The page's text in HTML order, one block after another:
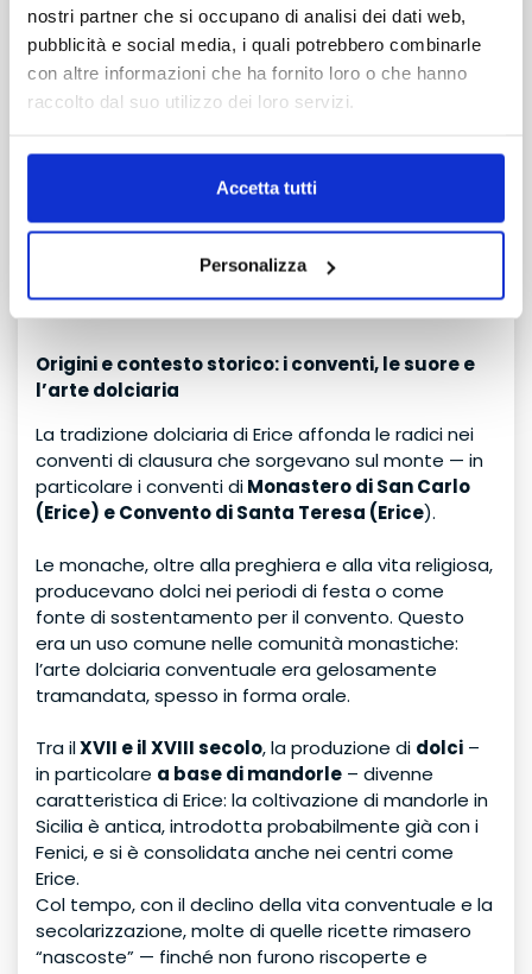
nostri partner che si occupano di analisi dei dati web,
pubblicità e social media, i quali potrebbero combinarle
con altre informazioni che ha fornito loro o che hanno
raccolto dal suo utilizzo dei loro servizi.
Accetta tutti
Personalizza
mura, vicoli, panorami, rende la visita molto più
evocativa di una semplice esposizione.
Partecipazione comunitaria: artigiani, associazioni,
famiglie — tutti coinvolti. È tradizione che vive di
multisensoriale e culturale.
Adatto a tutti: famiglie, coppie, turisti, curiosi —
Origini e contesto storico: i conventi, le suore e
l’arte dolciaria
La tradizione dolciaria di Erice affonda le radici nei
conventi di clausura che sorgevano sul monte — in
particolare i conventi diMonastero di San Carlo
(Erice) e Convento di Santa Teresa (Erice).
Le monache, oltre alla preghiera e alla vita religiosa,
producevano dolci nei periodi di festa o come
fonte di sostentamento per il convento. Questo
era un uso comune nelle comunità monastiche:
l’arte dolciaria conventuale era gelosamente
tramandata, spesso in forma orale.
Tra ilXVII e il XVIII secolo, la produzione di dolci –
in particolare a base di mandorle – divenne
caratteristica di Erice: la coltivazione di mandorle in
Sicilia è antica, introdotta probabilmente già con i
Fenici, e si è consolidata anche nei centri come
Erice.
Col tempo, con il declino della vita conventuale e la
secolarizzazione, molte di quelle ricette rimasero
“nascoste” — finché non furono riscoperte e
TRANSFER
con attesa o collettivo